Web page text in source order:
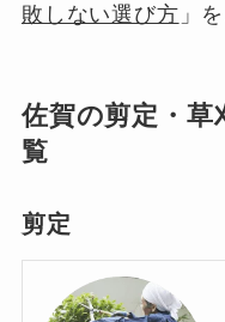
敗しない選び方 」
佐賀の剪定・草
覧
剪定